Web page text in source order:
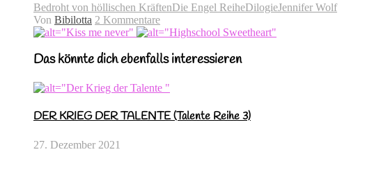
Bedroht von höllischen KräftenDie Engel ReiheDilogieJennifer Wolf
Von Bibilotta 2 Kommentare
Das könnte dich ebenfalls interessieren
DER KRIEG DER TALENTE (Talente Reihe 3)
27. Dezember 2021